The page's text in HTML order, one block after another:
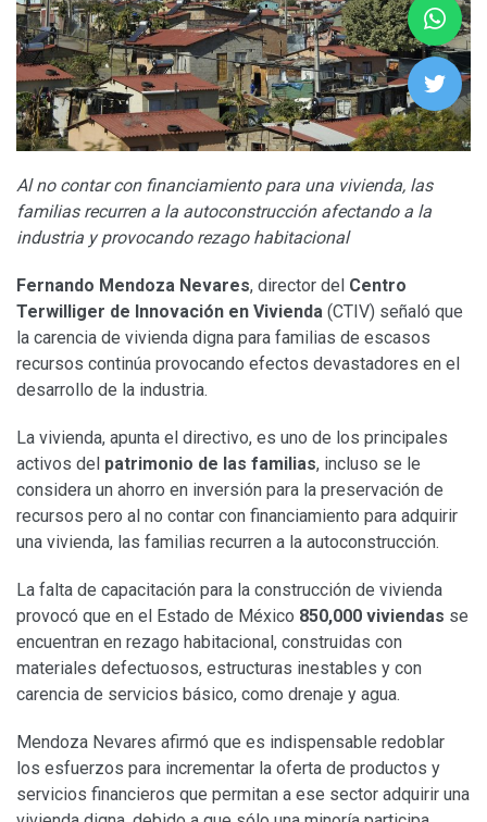
Al no contar con financiamiento para una vivienda, las
familias recurren a la autoconstrucción afectando a la
industria y provocando rezago habitacional
Fernando Mendoza Nevares, director del Centro
Terwilliger de Innovación en Vivienda (CTIV) señaló que
la carencia de vivienda digna para familias de escasos
recursos continúa provocando efectos devastadores en el
desarrollo de la industria.
La vivienda, apunta el directivo, es uno de los principales
activos del patrimonio de las familias, incluso se le
considera un ahorro en inversión para la preservación de
recursos pero al no contar con financiamiento para adquirir
una vivienda, las familias recurren a la autoconstrucción.
La falta de capacitación para la construcción de vivienda
provocó que en el Estado de México 850,000 viviendas se
encuentran en rezago habitacional, construidas con
materiales defectuosos, estructuras inestables y con
carencia de servicios básico, como drenaje y agua.
Mendoza Nevares afirmó que es indispensable redoblar
los esfuerzos para incrementar la oferta de productos y
servicios financieros que permitan a ese sector adquirir una